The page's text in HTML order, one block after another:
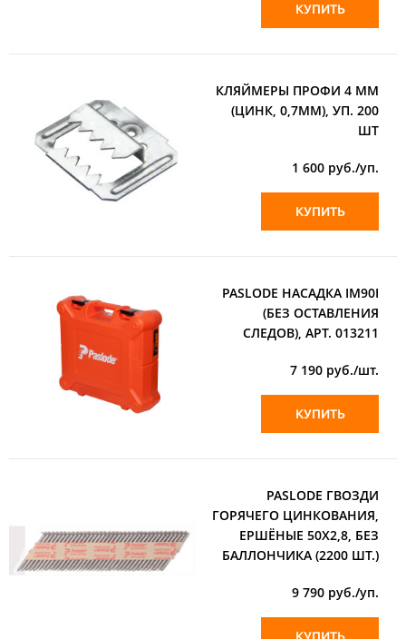
КУПИТЬ
КЛЯЙМЕРЫ ПРОФИ 4 ММ
(ЦИНК, 0,7ММ), УП. 200
ШТ
1 600 руб./уп.
КУПИТЬ
PASLODE НАСАДКА IM90I
(БЕЗ ОСТАВЛЕНИЯ
СЛЕДОВ), АРТ. 013211
7 190 руб./шт.
КУПИТЬ
PASLODE ГВОЗДИ
ГОРЯЧЕГО ЦИНКОВАНИЯ,
ЕРШЁНЫЕ 50Х2,8, БЕЗ
БАЛЛОНЧИКА (2200 ШТ.)
9 790 руб./уп.
КУПИТЬ